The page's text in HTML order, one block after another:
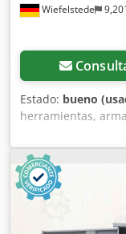
Wiefelstede
Estado: bueno
herramientas,
Armario para
estante intermedio
-Altura: 970 mm -
36 kg Codeg U